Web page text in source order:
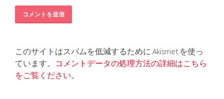
このサイトはスパムを低減するために Akismet を使っ
ています。 コメントデータの処理方法の詳細はこちら
をご覧ください。